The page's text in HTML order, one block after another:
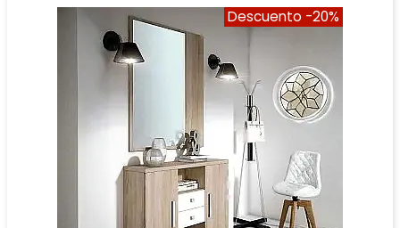
Descuento -20%